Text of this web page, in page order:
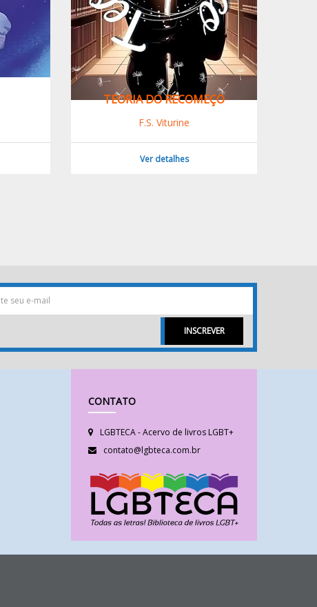
DO RECOMEÇO
CORTE FINAL: CAÇADOR DE
INSCREVER
CONTATO
LGBTECA - Acervo de livros LGBT+
contato@lgbteca.com.br